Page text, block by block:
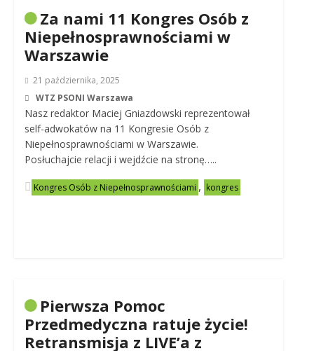
Za nami 11 Kongres Osób z
Niepełnosprawnościami w
Warszawie
21 października, 2025
WTZ PSONI Warszawa
Nasz redaktor Maciej Gniazdowski reprezentował
self-adwokatów na 11 Kongresie Osób z
Niepełnosprawnościami w Warszawie.
Posłuchajcie relacji i wejdźcie na stronę…..
Kongres Osób z Niepełnosprawnościami , kongres
Pierwsza Pomoc
Przedmedyczna ratuje życie!
Retransmisja z LIVE’a z